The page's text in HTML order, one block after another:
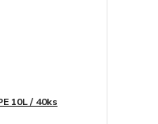
10L / 40ks